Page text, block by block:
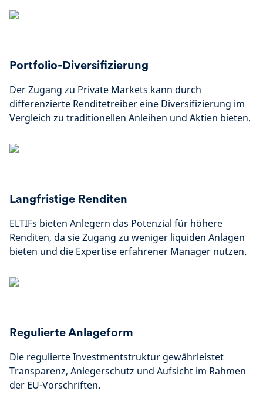
Portfolio-Diversifizierung
Der Zugang zu Private Markets kann durch
differenzierte Renditetreiber eine Diversifizierung im
Vergleich zu traditionellen Anleihen und Aktien bieten.
Langfristige Renditen
ELTIFs bieten Anlegern das Potenzial für höhere
Renditen, da sie Zugang zu weniger liquiden Anlagen
bieten und die Expertise erfahrener Manager nutzen.
Regulierte Anlageform
Die regulierte Investmentstruktur gewährleistet
Transparenz, Anlegerschutz und Aufsicht im Rahmen
der EU-Vorschriften.